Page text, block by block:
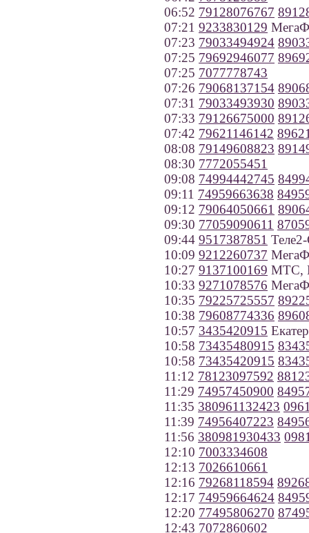
06:52 79128076767
07:21 9233830129
07:23 79033494924
07:25 79692946077
07:25 7077778743
07:26 79068137154
07:31 79033493930
07:33 79126675000
07:42 79621146142
08:08 79149608823
08:30 7772055451
09:08 74994442745
09:11 74959663638
09:12 79064050661
09:30 77059090611
09:44 9517387851
10:09 9212260737
10:27 9137100169 МТС,
10:33 9271078576
10:35 79225725557
10:38 79608774336
10:57 3435420915
10:58 73435480915
10:58 73435420915
11:12 78123097592
11:29 74957450900
11:35 380961132423
11:39 74956407223
11:56 380981930433
12:10 7003334608
12:13 7026610661
12:16 79268118594
12:17 74959664624
12:20 77495806270
12:43 7072860602